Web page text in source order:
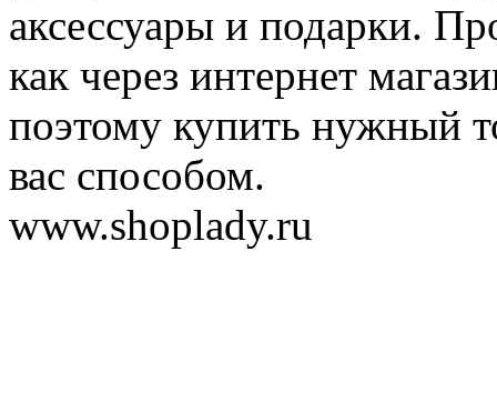
аксессуары и подарки.
как через интернет
поэтому купить нужный
вас способом.
www.shoplady.ru